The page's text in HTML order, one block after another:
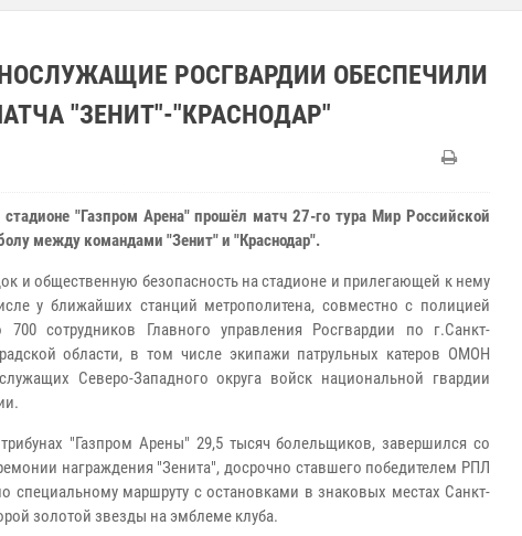
РОСГВАРДИИ ОБЕСПЕЧИЛИ
"ЗЕНИТ"-"КРАСНОДАР"
"Газпром Арена" прошёл матч 27-го тура Мир Российской
между командами "Зенит" и "Краснодар".
и общественную безопасность на стадионе и прилегающей к нему
у ближайших станций метрополитена, совместно с полицией
700 сотрудников Главного управления Росгвардии по г.Санкт-
области, в том числе экипажи патрульных катеров ОМОН
Северо-Западного округа войск национальной гвардии
"Газпром Арены" 29,5 тысяч болельщиков, завершился со
награждения "Зенита", досрочно ставшего победителем РПЛ
маршруту с остановками в знаковых местах Санкт-
золотой звезды на эмблеме клуба.